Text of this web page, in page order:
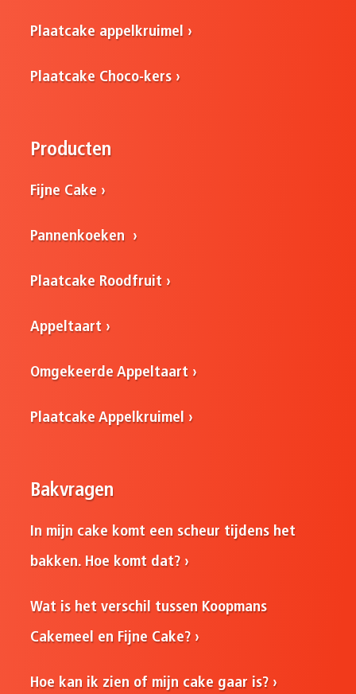
Plaatcake appelkruimel
Plaatcake Choco-kers
Producten
Fijne Cake
Pannenkoeken
Plaatcake Roodfruit
Appeltaart
Omgekeerde Appeltaart
Plaatcake Appelkruimel
Bakvragen
In mijn cake komt een scheur tijdens het
bakken. Hoe komt dat?
Wat is het verschil tussen Koopmans
Cakemeel en Fijne Cake?
Hoe kan ik zien of mijn cake gaar is?